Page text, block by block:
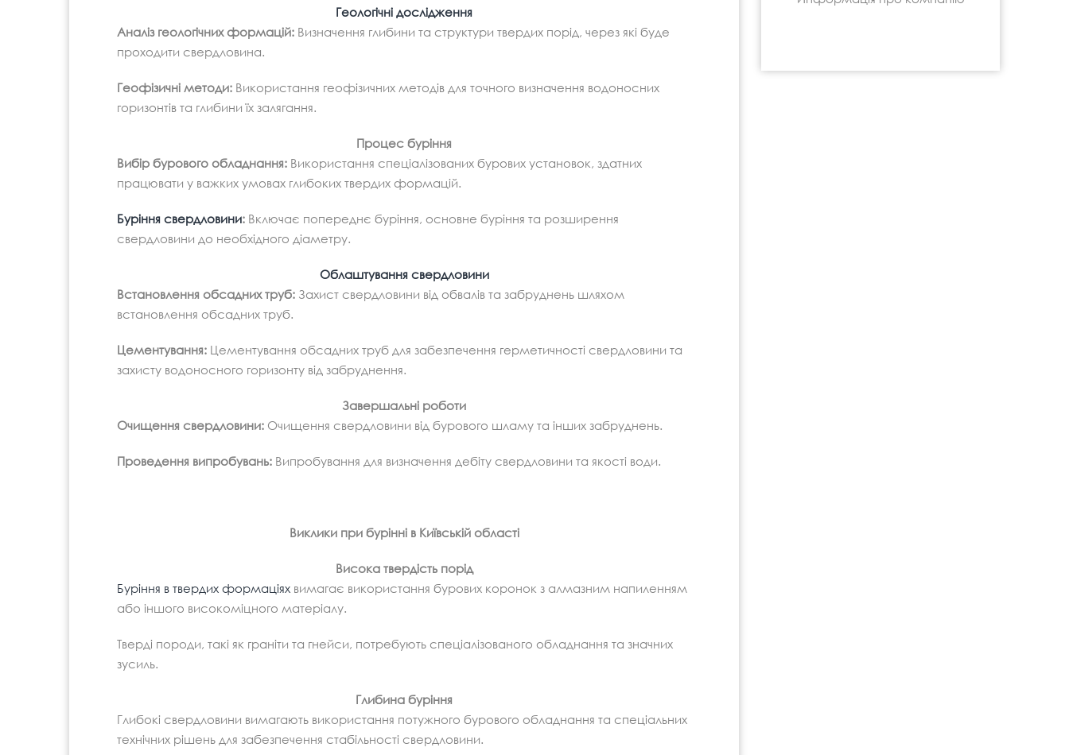
Геологічні дослідження
Аналіз геологічних формацій: Визначення глибини та структури твердих порід, через які буде
проходити свердловина.
Геофізичні методи: Використання геофізичних методів для точного визначення водоносних
горизонтів та глибини їх залягання.
Процес буріння
Вибір бурового обладнання: Використання спеціалізованих бурових установок, здатних
працювати у важких умовах глибоких твердих формацій.
Буріння свердловини: Включає попереднє буріння, основне буріння та розширення
свердловини до необхідного діаметру.
Облаштування свердловини
Встановлення обсадних труб: Захист свердловини від обвалів та забруднень шляхом
встановлення обсадних труб.
Цементування: Цементування обсадних труб для забезпечення герметичності свердловини та
захисту водоносного горизонту від забруднення.
Завершальні роботи
Очищення свердловини: Очищення свердловини від бурового шламу та інших забруднень.
Проведення випробувань: Випробування для визначення дебіту свердловини та якості води.
Виклики при бурінні в Київській області
Висока твердість порід
Буріння в твердих формаціях вимагає використання бурових коронок з алмазним напиленням
або іншого високоміцного матеріалу.
Тверді породи, такі як граніти та гнейси, потребують спеціалізованого обладнання та значних
зусиль.
Глибина буріння
Глибокі свердловини вимагають використання потужного бурового обладнання та спеціальних
технічних рішень для забезпечення стабільності свердловини.